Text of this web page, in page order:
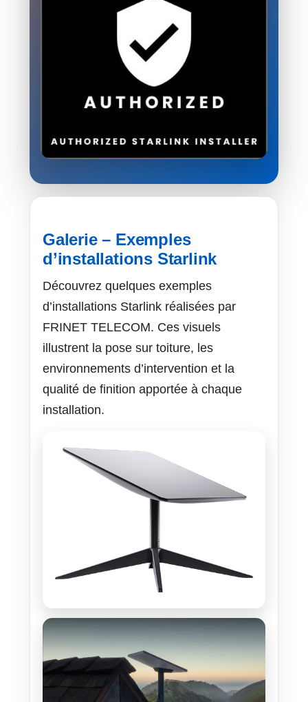
Galerie – Exemples
d’installations Starlink
Découvrez quelques exemples
d’installations Starlink réalisées par
FRINET TELECOM. Ces visuels
illustrent la pose sur toiture, les
environnements d’intervention et la
qualité de finition apportée à chaque
installation.